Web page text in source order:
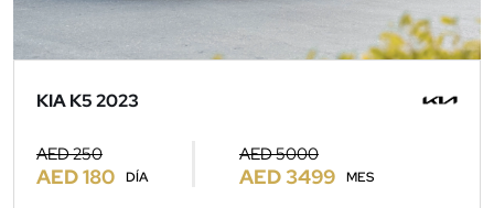
KIA K5 2023
AED 250
AED 180 DÍA
AED 5000
AED 3499 MES